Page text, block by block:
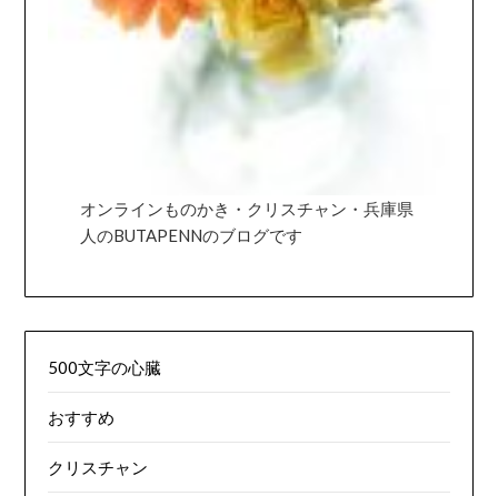
オンラインものかき・クリスチャン・兵庫県
人のBUTAPENNのブログです
500文字の心臓
おすすめ
クリスチャン